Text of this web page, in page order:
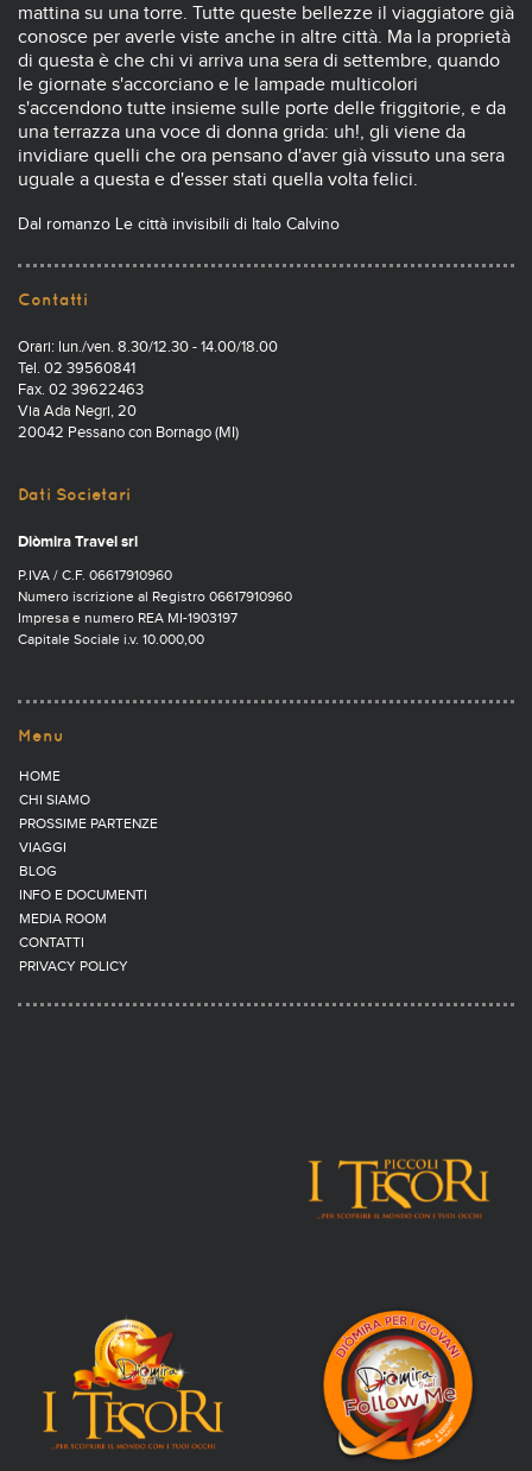
mattina su una torre. Tutte queste bellezze il viaggiatore già
conosce per averle viste anche in altre città. Ma la proprietà
di questa è che chi vi arriva una sera di settembre, quando
le giornate s'accorciano e le lampade multicolori
s'accendono tutte insieme sulle porte delle friggitorie, e da
una terrazza una voce di donna grida: uh!, gli viene da
invidiare quelli che ora pensano d'aver già vissuto una sera
uguale a questa e d'esser stati quella volta felici.
Dal romanzo Le città invisibili di Italo Calvino
Contatti
Orari: lun./ven. 8.30/12.30 - 14.00/18.00
Tel. 02 39560841
Fax. 02 39622463
Via Ada Negri, 20
20042 Pessano con Bornago (MI)
Dati Societari
Diòmira Travel srl
P.IVA / C.F. 06617910960
Numero iscrizione al Registro 06617910960
Impresa e numero REA MI-1903197
Capitale Sociale i.v. 10.000,00
Menu
HOME
CHI SIAMO
PROSSIME PARTENZE
VIAGGI
BLOG
INFO E DOCUMENTI
MEDIA ROOM
CONTATTI
PRIVACY POLICY